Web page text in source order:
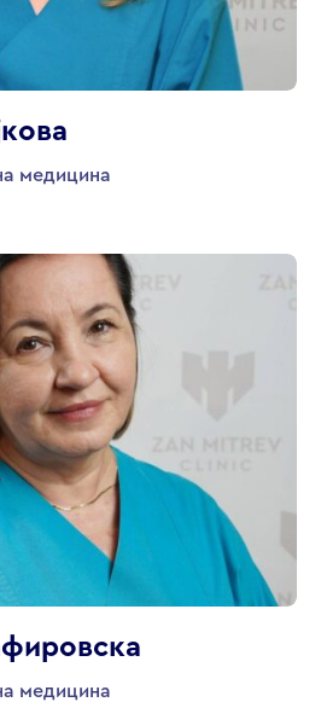
медицина
медицина